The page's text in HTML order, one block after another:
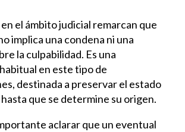
el ámbito judicial remarcan que
implica una condena ni una
la culpabilidad. Es una
en este tipo de
destinada a preservar el estado
que se determine su origen.
aclarar que un eventual